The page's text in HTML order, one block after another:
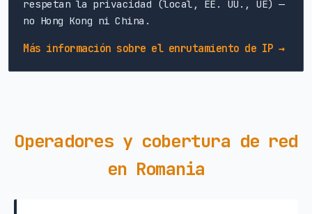
respetan la privacidad (local, EE. UU., UE) —
no Hong Kong ni China.
Más información sobre el enrutamiento de IP →
Operadores y cobertura de red
en Romania